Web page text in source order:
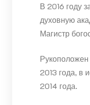
В 2016 году
духовную
Магистр
2013 года, в
2014 года.